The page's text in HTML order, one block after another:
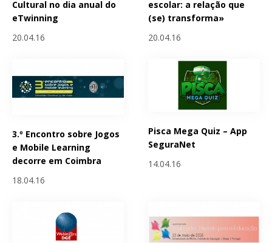
Cultural no dia anual do
eTwinning
20.04.16
escolar: a relação que
(se) transforma»
20.04.16
3.º Encontro sobre Jogos
e Mobile Learning
decorre em Coimbra
18.04.16
Pisca Mega Quiz – App
SeguraNet
14.04.16